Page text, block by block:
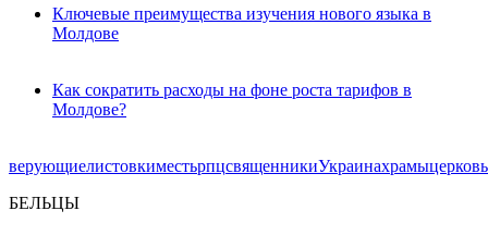
Ключевые преимущества изучения нового языка в
Молдове
Как сократить расходы на фоне роста тарифов в
Молдове?
верующиелистовкиместьрпцсвященникиУкраинахрамыцерковь
БЕЛЬЦЫ